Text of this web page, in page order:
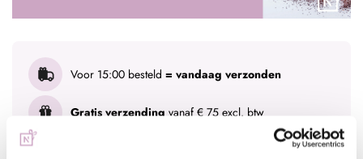
Voor 15:00 besteld = vandaag verzonden
Gratis verzending vanaf € 75 excl. btw
WhatsApp met onze specialisten